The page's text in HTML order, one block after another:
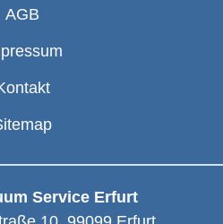
AGB
Service Erfurt